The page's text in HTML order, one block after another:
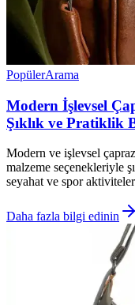
PopülerArama
Modern İşlevsel
Şıklık ve Pratiklik
Modern ve işlevsel çapraz
malzeme seçenekleriyle
seyahat ve spor
Daha fazla bilgi edinin